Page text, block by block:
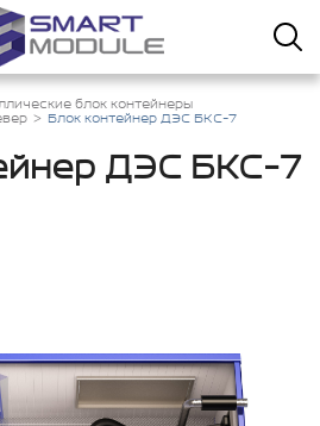
блок контейнеры
Блок контейнер ДЭС БКС-7
ДЭС БКС-7